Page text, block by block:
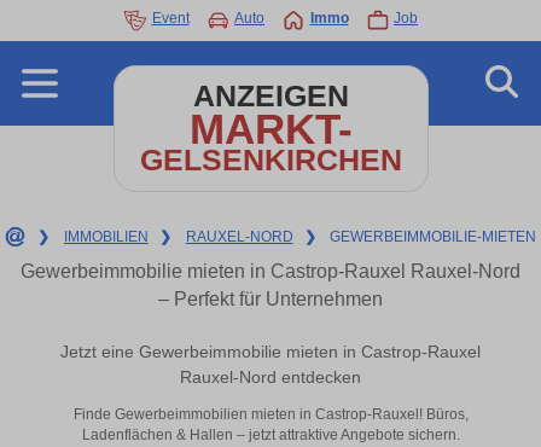
Event Auto Immo Job
ANZEIGEN
MARKT-
GELSENKIRCHEN
❯ IMMOBILIEN ❯ RAUXEL-NORD ❯ GEWERBEIMMOBILIE-MIETEN
Gewerbeimmobilie mieten in Castrop-Rauxel Rauxel-Nord
– Perfekt für Unternehmen
Jetzt eine Gewerbeimmobilie mieten in Castrop-Rauxel
Rauxel-Nord entdecken
Finde Gewerbeimmobilien mieten in Castrop-Rauxel! Büros,
Ladenflächen & Hallen – jetzt attraktive Angebote sichern.